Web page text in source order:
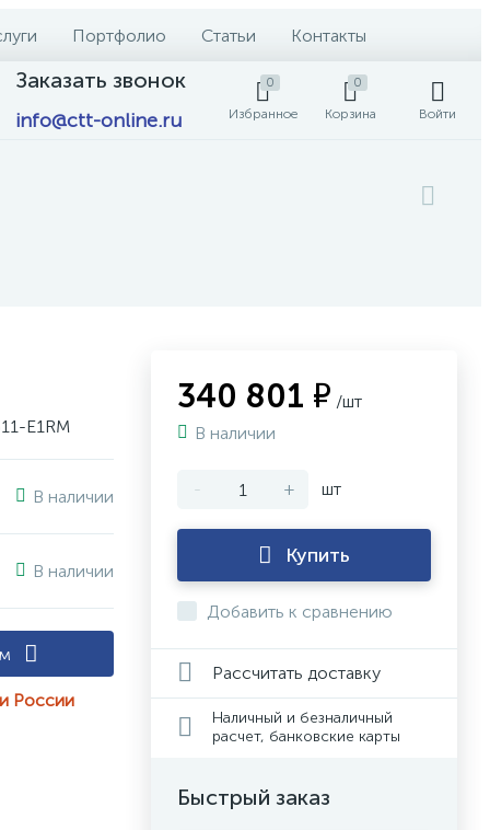
Портфолио Статьи Контакты
Заказать звонок
info@ctt-online.ru
0
Избранное
0
Корзина Войти
E1RM
В наличии
В наличии
России
340 801 ₽ /шт
В наличии
- + шт
Купить
Добавить к сравнению
Рассчитать доставку
Наличный и безналичный
расчет, банковские карты
Быстрый заказ